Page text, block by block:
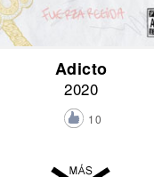
Adicto
2020
10